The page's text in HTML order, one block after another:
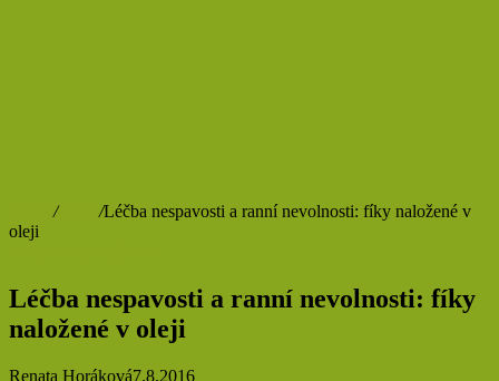
/Krása /Léčba nespavosti a ranní nevolnosti: fíky naložené v
oleji
Léčba nespavosti a ranní nevolnosti: fíky
naložené v oleji
Renata Horáková7.8.2016